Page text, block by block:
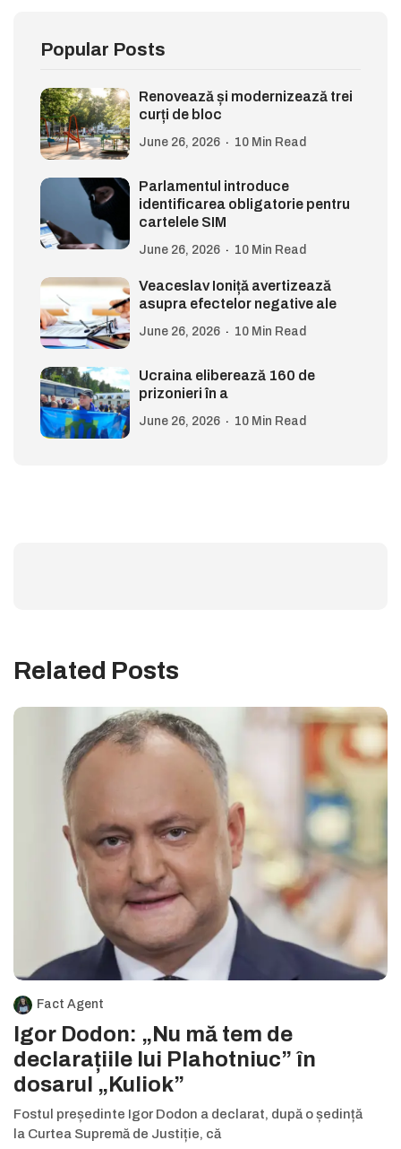
Popular Posts
Renovează și modernizează trei
curți de bloc
June 26, 2026 10 Min Read
Parlamentul introduce
identificarea obligatorie pentru
cartelele SIM
June 26, 2026 10 Min Read
Veaceslav Ioniță avertizează
asupra efectelor negative ale
June 26, 2026 10 Min Read
Ucraina eliberează 160 de
prizonieri în a
June 26, 2026 10 Min Read
Related Posts
Fact Agent
Igor Dodon: „Nu mă tem de
declarațiile lui Plahotniuc” în
dosarul „Kuliok”
Fostul președinte Igor Dodon a declarat, după o ședință
la Curtea Supremă de Justiție, că